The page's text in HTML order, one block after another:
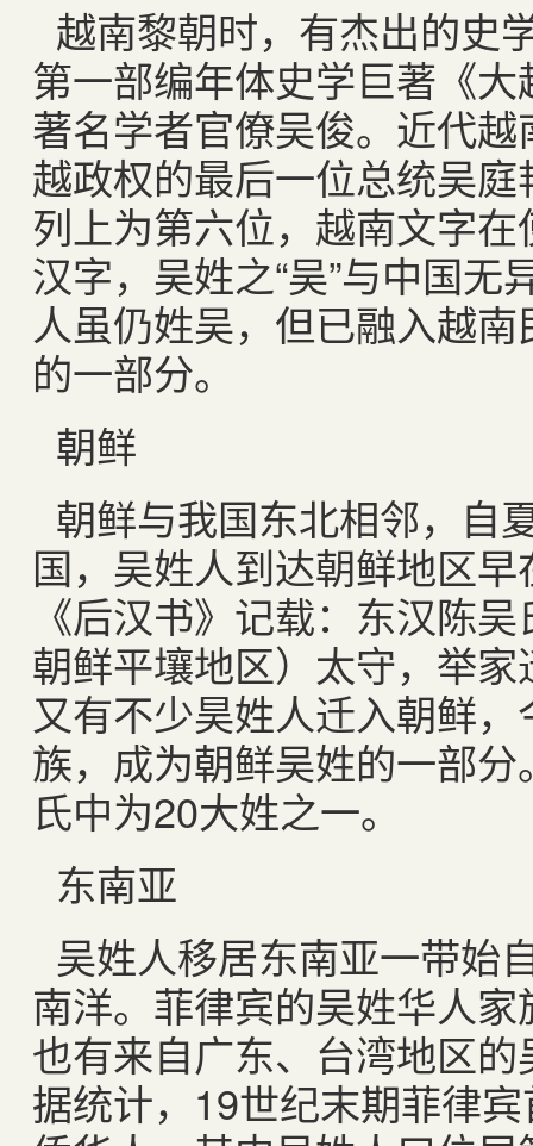
越南黎朝时，有杰出的史
第一部编年体史学巨著《
著名学者官僚吴俊。近代
越政权的最后一位总统吴
列上为第六位，越南文字
汉字，吴姓之“吴”与中国
人虽仍姓吴，但已融入越
的一部分。
朝鲜
朝鲜与我国东北相邻，自
国，吴姓人到达朝鲜地区
《后汉书》记载：东汉陈
朝鲜平壤地区）太守，举
又有不少昊姓人迁入朝鲜
族，成为朝鲜吴姓的一部
氏中为20大姓之一。
东南亚
吴姓人移居东南亚一带始
南洋。菲律宾的吴姓华人
也有来自广东、台湾地区
据统计， 19世纪末期菲律